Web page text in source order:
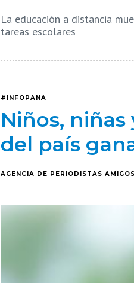
La educación a distancia
tareas escolares
#INFOPANA
Niños, niñas
del país
AGENCIA DE PERIODISTAS